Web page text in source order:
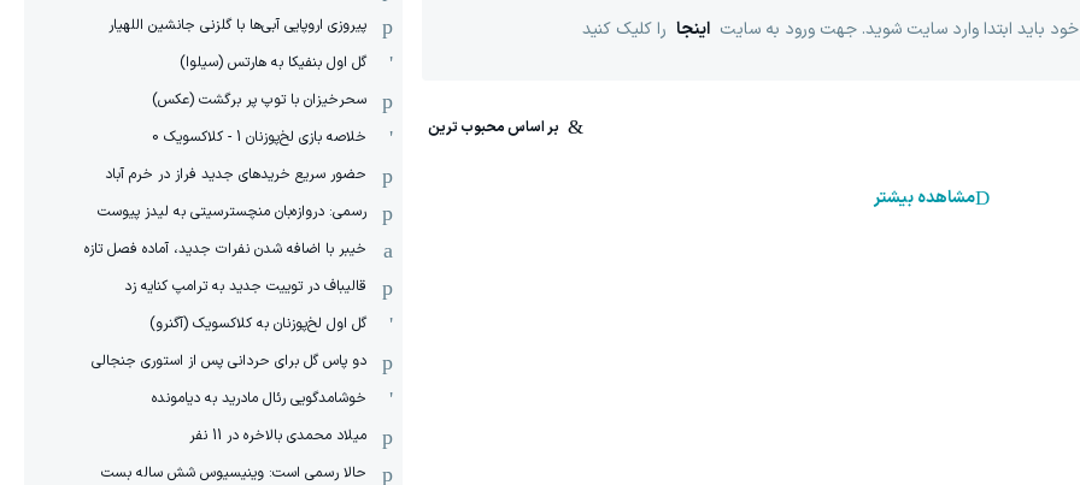
باید ابتدا وارد سایت شوید. جهت ورود به سایت اینجا را کلیک کنید
مشاهده بیشتر
پیروزی اروپایی آبی‌ها با گلزنی جانشین اللهیار
گل اول بنفیکا به هارتس (سیلوا)
سحرخیزان با توپ پر برگشت (عکس)
خلاصه بازی لخ‌پوزنان 1 - کلاکسویک 0
حضور سریع خریدهای جدید فراز در خرم آباد
رسمی: دروازه‌بان منچسترسیتی به لیدز پیوست
خیبر با اضافه شدن نفرات جدید، آماده فصل تازه
قالیباف در توییت جدید به ترامپ کنایه زد
گل اول لخ‌پوزنان به کلاکسویک (آگنرو)
دو پاس گل برای حردانی پس از استوری جنجالی
خوشامدگویی رئال مادرید به دیامونده
میلاد محمدی بالاخره در 11 نفر
حالا رسمی است: وینیسیوس شش ساله بست